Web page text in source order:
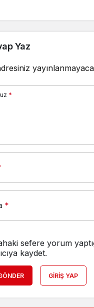
Yaz
*
*
sefere yorum
kaydet.
GIRIŞ YAP